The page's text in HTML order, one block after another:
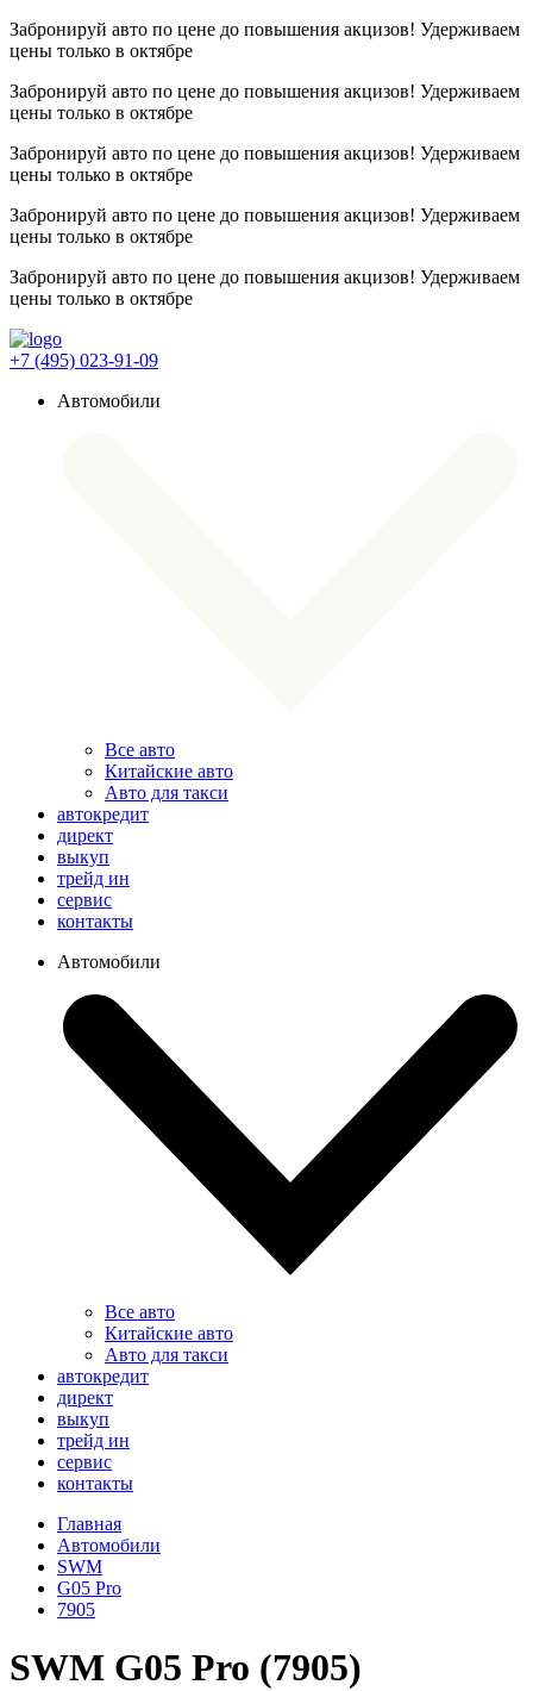
Забронируй авто по цене до повышения акцизов! Удерживаем
цены только в октябре
Забронируй авто по цене до повышения акцизов! Удерживаем
цены только в октябре
Забронируй авто по цене до повышения акцизов! Удерживаем
цены только в октябре
Забронируй авто по цене до повышения акцизов! Удерживаем
цены только в октябре
Забронируй авто по цене до повышения акцизов! Удерживаем
цены только в октябре
+7 (495) 023-91-09
Автомобили
Все авто
Китайские авто
Авто для такси
автокредит
директ
выкуп
трейд ин
сервис
контакты
Автомобили
Все авто
Китайские авто
Авто для такси
автокредит
директ
выкуп
трейд ин
сервис
контакты
Главная
Автомобили
SWM
G05 Pro
7905
SWM G05 Pro (7905)